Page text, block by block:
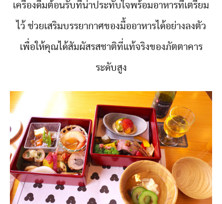
เครื่องดื่มต้อนรับที่น่าประทับใจพร้อมอาหารที่เตรียม
ไว้ ช่วยเสริมบรรยากาศของมื้ออาหารได้อย่างลงตัว
เพื่อให้คุณได้สัมผัสรสชาติที่แท้จริงของภัตตาคาร
ระดับสูง